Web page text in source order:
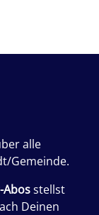
alle
Gemeinde.
Abosstellst
Deinen